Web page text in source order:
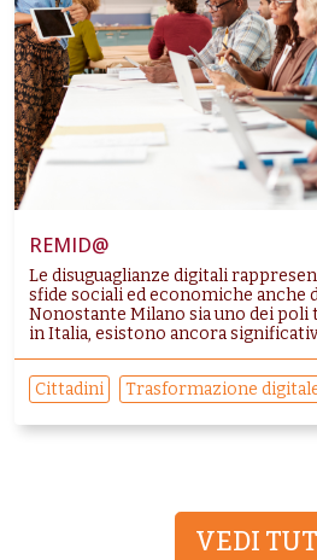
REMID@
Le disuguaglianze digitali
sfide sociali ed economiche
Nonostante Milano sia uno dei poli
in Italia, esistono ancora
Cittadini Trasformazione
VEDI